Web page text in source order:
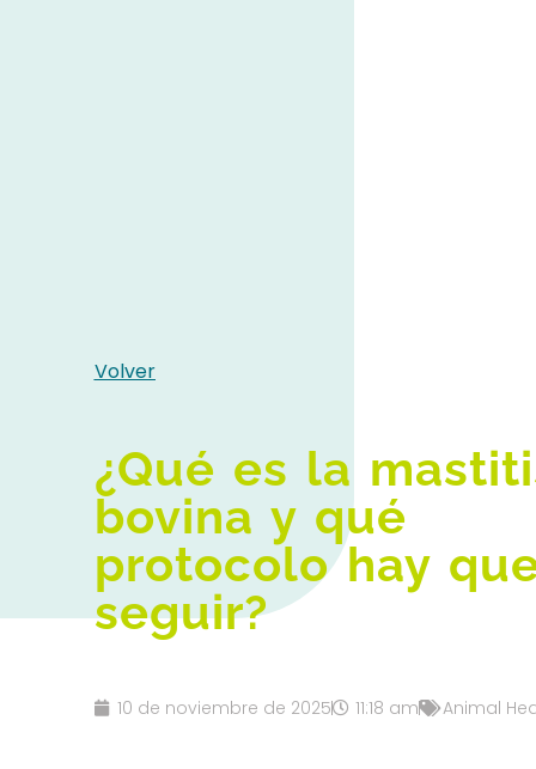
Volver
¿Qué es la
bovina y qué
protocolo hay
seguir?
10 de noviembre de 2025 11:18 am Animal